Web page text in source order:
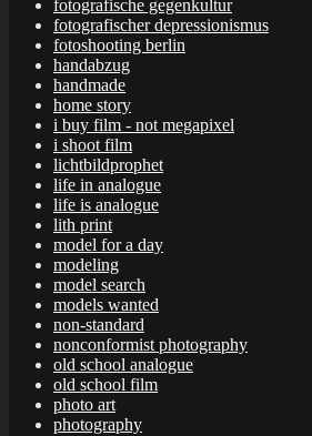
fotografische gegenkultur
fotografischer depressionismus
fotoshooting berlin
handabzug
handmade
home story
i buy film - not megapixel
i shoot film
lichtbildprophet
life in analogue
life is analogue
lith print
model for a day
modeling
model search
models wanted
non-standard
nonconformist photography
old school analogue
old school film
photo art
photography